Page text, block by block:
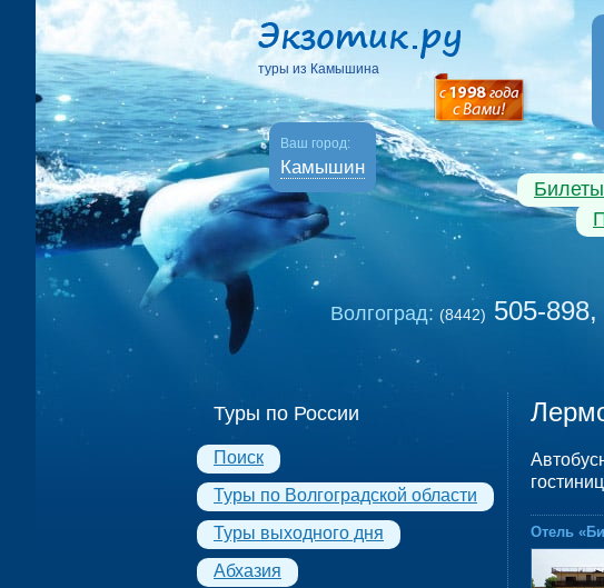
туры из Камышина
Ваш город:
Камышин
Волгоград: (8442) 505-
Отель
Туры по России
Поиск
Туры по Волгоградской области
Туры выходного дня
Абхазия